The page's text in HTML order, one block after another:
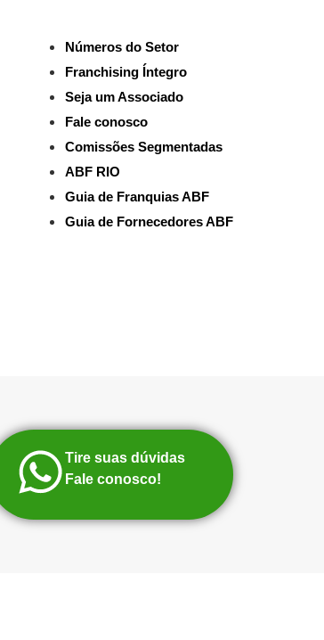
Números do Setor
Franchising Íntegro
Seja um Associado
Fale conosco
Comissões Segmentadas
ABF RIO
Guia de Franquias ABF
Guia de Fornecedores ABF
Tire suas dúvidas
Fale conosco!